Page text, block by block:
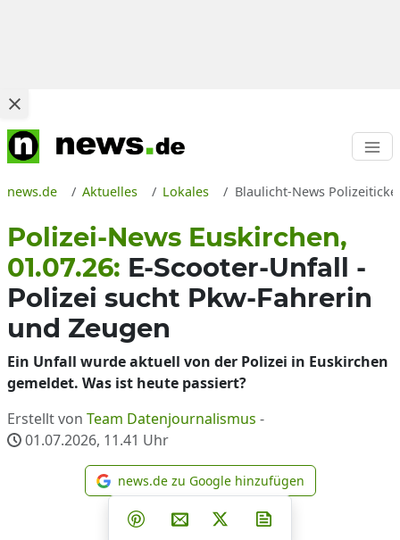
news.de Aktuelles Lokales Blaulicht-News
Polizei-News Euskirchen,
01.07.26: E-Scooter-Unfall -
Polizei sucht Pkw-Fahrerin
und Zeugen
Ein Unfall wurde aktuell von der Polizei in Euskirchen
gemeldet. Was ist heute passiert?
Erstellt von Team Datenjournalismus -
01.07.2026, 11.41 Uhr
news.de zu Google
news.de zu Google hinzufügen
Teilen auf Facebook
Teilen auf Whatsapp
Teilen auf Telegram
Teilen auf Pinterest
Per E-Mail teilen
Post auf X